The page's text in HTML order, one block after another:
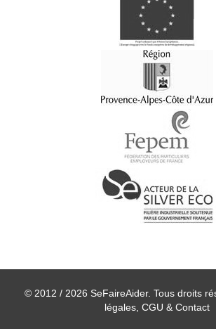
© 2012 / 2026 SeFaireAider. Tous droits
légales, CGU & Contact